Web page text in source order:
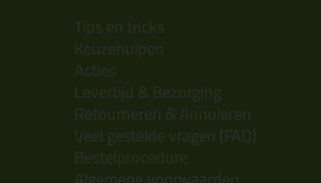
Tips en tricks
Keuzehulpen
Acties
Levertijd & Bezorging
Retourneren & Annuleren
Veel gestelde vragen (FAQ)
Bestelprocedure